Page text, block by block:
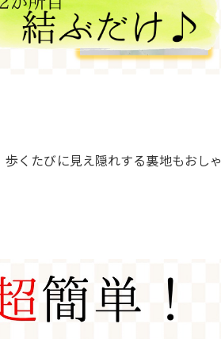
くたびに見え隠れする裏地もおしゃ